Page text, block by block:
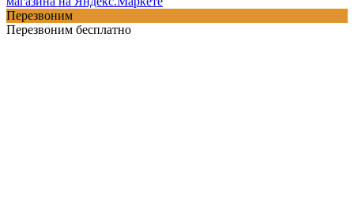
Перезвоним
Перезвоним бесплатно